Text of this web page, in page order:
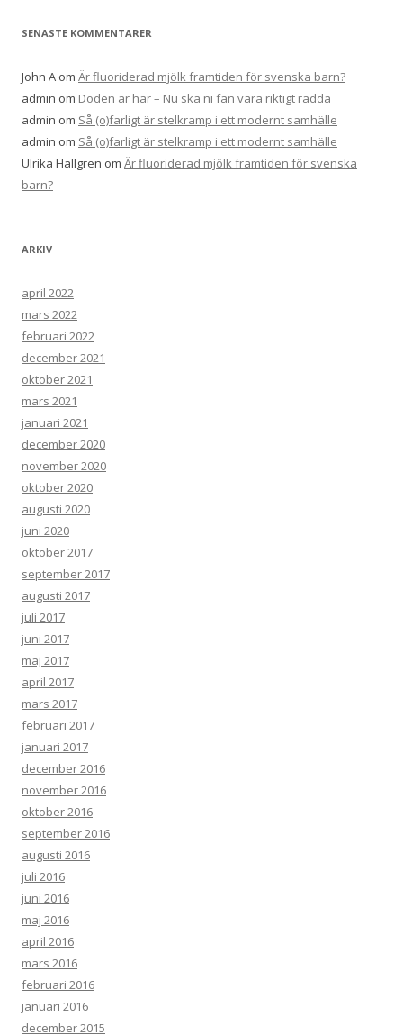
SENASTE KOMMENTARER
John A om Är fluoriderad mjölk framtiden för svenska barn?
admin om Döden är här – Nu ska ni fan vara riktigt rädda
admin om Så (o)farligt är stelkramp i ett modernt samhälle
admin om Så (o)farligt är stelkramp i ett modernt samhälle
Ulrika Hallgren om Är fluoriderad mjölk framtiden för svenska
barn?
ARKIV
april 2022
mars 2022
februari 2022
december 2021
oktober 2021
mars 2021
januari 2021
december 2020
november 2020
oktober 2020
augusti 2020
juni 2020
oktober 2017
september 2017
augusti 2017
juli 2017
juni 2017
maj 2017
april 2017
mars 2017
februari 2017
januari 2017
december 2016
november 2016
oktober 2016
september 2016
augusti 2016
juli 2016
juni 2016
maj 2016
april 2016
mars 2016
februari 2016
januari 2016
december 2015